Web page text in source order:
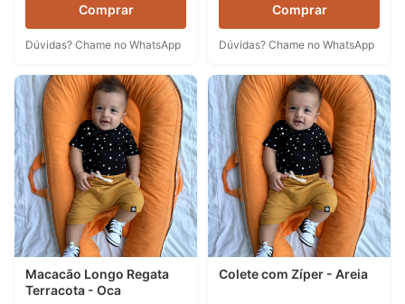
Comprar
Dúvidas? Chame no WhatsApp
Comprar
Dúvidas? Chame no WhatsApp
Macacão Longo Regata
Terracota - Oca
Colete com Zíper - Areia